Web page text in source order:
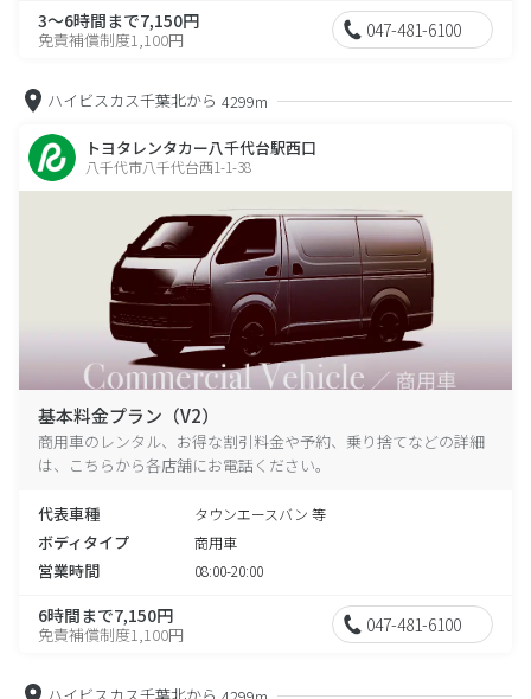
3～6時間まで7,150円
免責補償制度1,100円 047-481-6100
ハイビスカス千葉北から 4299m
トヨタレンタカー八千代台駅西口
八千代市八千代台西1-1-38
基本料金プラン（V2）
商用車のレンタル、お得な割引料金や予約、乗り捨てなどの詳細
は、こちらから各店舗にお電話ください。
代表車種 タウンエースバン 等
ボディタイプ 商用車
営業時間 08:00-20:00
6時間まで7,150円
免責補償制度1,100円 047-481-6100